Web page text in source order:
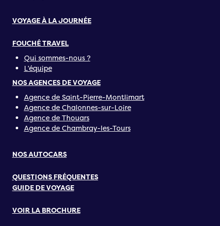
VOYAGE À LA JOURNÉE
FOUCHÉ TRAVEL
Qui sommes-nous ?
L’équipe
NOS AGENCES DE VOYAGE
Agence de Saint-Pierre-Montlimart
Agence de Chalonnes-sur-Loire
Agence de Thouars
Agence de Chambray-les-Tours
NOS AUTOCARS
QUESTIONS FRÉQUENTES
GUIDE DE VOYAGE
VOIR LA BROCHURE